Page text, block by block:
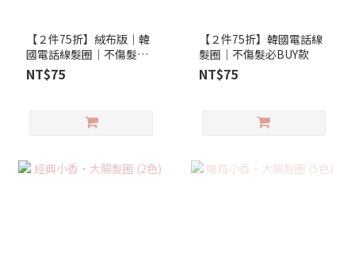
【２件75折】絨布版│韓
國電話線髮圈│不傷髮必
BUY
NT$75
【２件75折】韓國電話線
髮圈│不傷髮必BUY款
NT$75